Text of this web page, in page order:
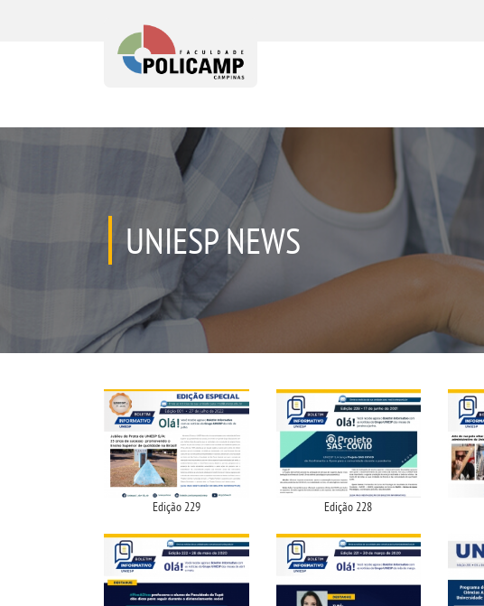
UNIESP NEWS
Edição 229 Edição 228